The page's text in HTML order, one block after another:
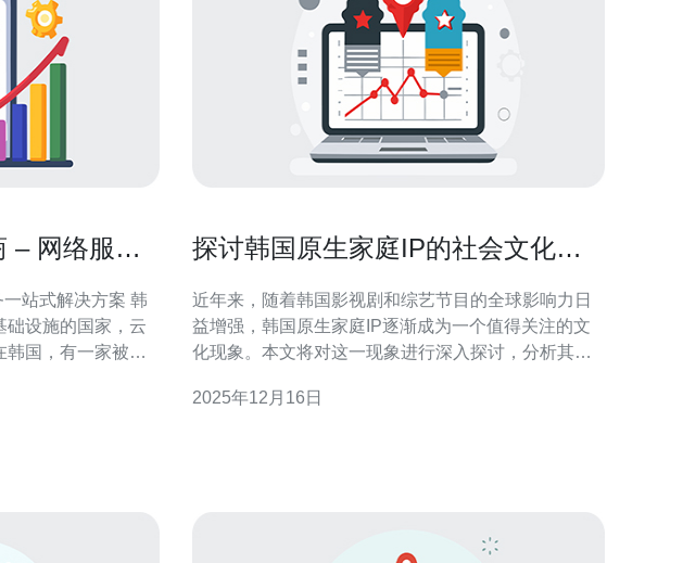
– 网络服务
站式解决方案 韩
础设施的国家，云
韩国，有一家被誉
务。 这家韩
探讨韩国原生家庭IP的社会文化意
近年来，随着韩国影视剧和综艺节目的全球影响力日
益增强，韩国原生家庭IP逐渐成为一个值得关注的文
化现象。本文将对这一现象进行深入探讨，分析其在
影响。 为什么韩国原生家庭IP如此受欢迎？ 首先，韩
2025年12月16日